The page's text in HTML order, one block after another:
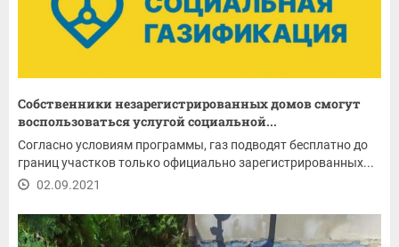
Собственники незарегистрированных домов смогут
воспользоваться услугой социальной...
Согласно условиям программы, газ подводят бесплатно до
границ участков только официально зарегистрированных...
02.09.2021